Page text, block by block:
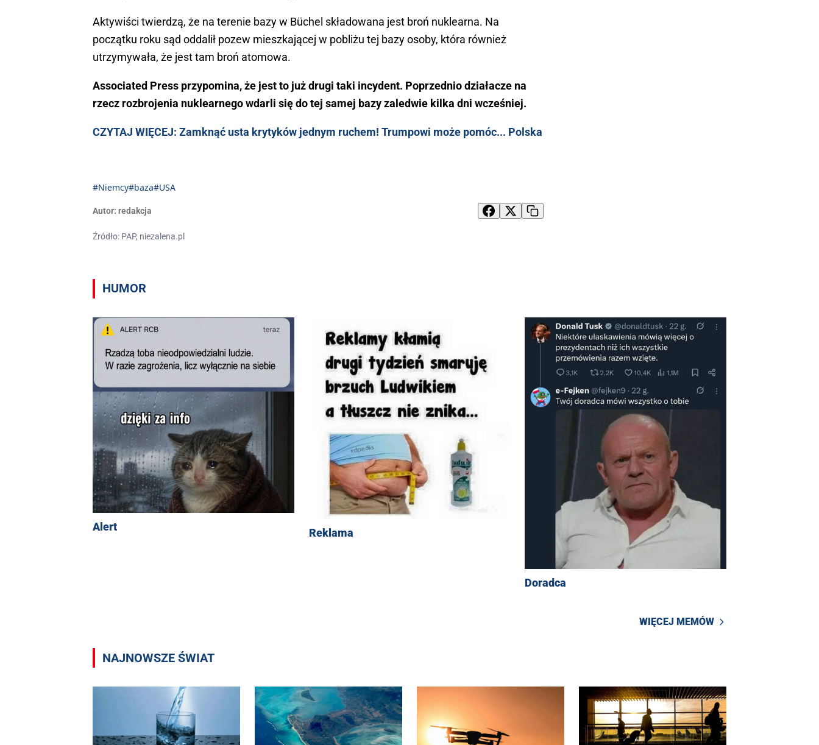
Aktywiści twierdzą, że na terenie bazy w Büchel składowana jest broń nuklearna. Na
początku roku sąd oddalił pozew mieszkającej w pobliżu tej bazy osoby, która również
utrzymywała, że jest tam broń atomowa.
Associated Press przypomina, że jest to już drugi taki incydent. Poprzednio działacze na
rzecz rozbrojenia nuklearnego wdarli się do tej samej bazy zaledwie kilka dni wcześniej.
CZYTAJ WIĘCEJ: Zamknąć usta krytyków jednym ruchem! Trumpowi może pomóc... Polska
#Niemcy#baza#USA
Autor: redakcja
Źródło: PAP, niezalena.pl
HUMOR
Alert Reklama
Doradca
WIĘCEJ MEMÓW
NAJNOWSZE ŚWIAT